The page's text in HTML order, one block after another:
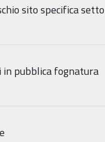
sito specifica
in pubblica fognatura